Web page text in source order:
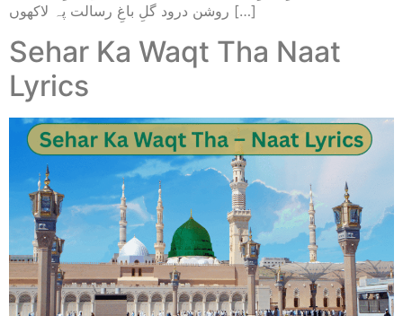
روشن درود گلِ باغِ رسالت پہ لاکھوں […]
Sehar Ka Waqt Tha Naat
Lyrics